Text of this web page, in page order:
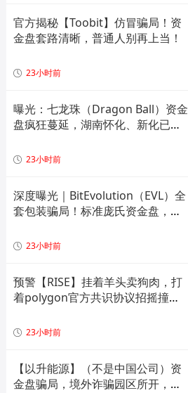
官方揭秘【Toobit】仿冒骗局！资
金盘套路清晰，普通人别再上当！
23小时前
曝光：七龙珠（Dragon Ball）资金
盘疯狂蔓延，湖南怀化、新化已成
解预警！
23小时前
深度曝光｜BitEvolution（EVL）全
套包装骗局！标准庞氏资金盘，多
23小时前
预警【RISE】挂着羊头卖狗肉，打
着polygon官方共识协议招摇撞
模型，崩盘倒计时！
23小时前
【以升能源】（不是中国公司）资
金盘骗局，境外诈骗园区所开，单